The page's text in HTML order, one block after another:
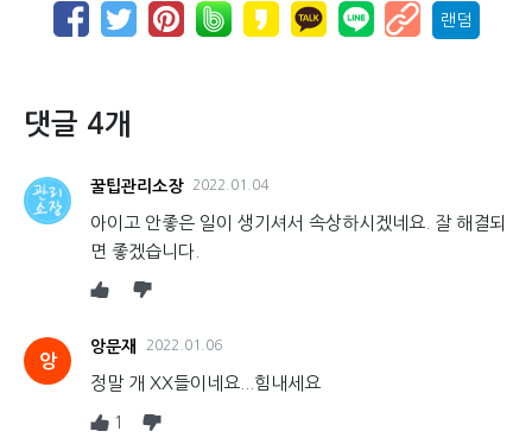
랜덤
댓글 4개
꿀팁관리소장 2022.01.04
아이고 안좋은 일이 생기셔서 속상하시겠네요. 잘 해결되
면 좋겠습니다.
앙
앙문재 2022.01.06
정말 개 XX들이네요...힘내세요
1